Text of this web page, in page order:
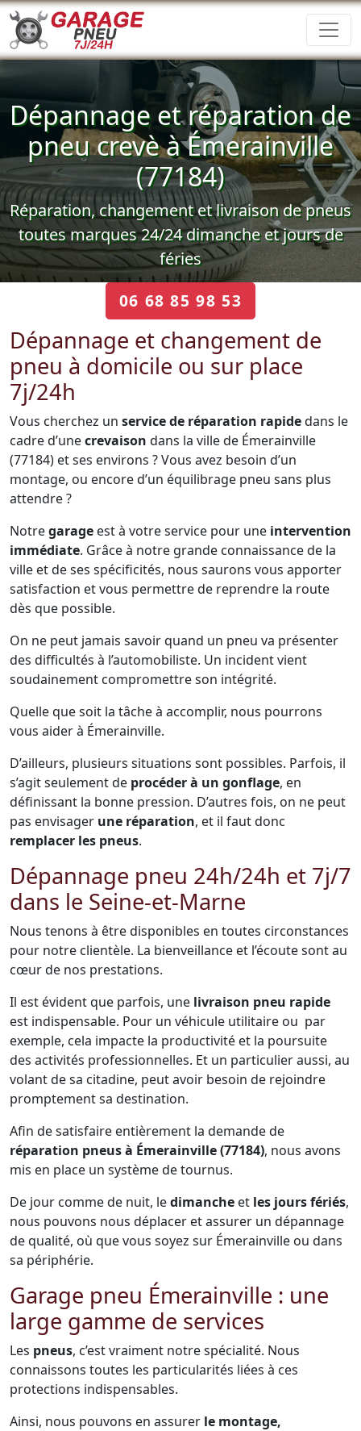
Dépannage et réparation de
pneu crevè à Émerainville
(77184)
Réparation, changement et livraison de pneus
toutes marques 24/24 dimanche et jours de
féries
06 68 85 98 53
Dépannage et changement de
pneu à domicile ou sur place
7j/24h
Vous cherchez un service de réparation rapidedans le
cadre d’unecrevaison dans la ville de Émerainville
(77184) et ses environs ? Vous avez besoin d’un
montage, ou encore d’un équilibrage pneu sans plus
attendre ?
Notregarage est à votre service pour une intervention
immédiate. Grâce à notre grande connaissance de la
ville et de ses spécificités, nous saurons vous apporter
satisfaction et vous permettre de reprendre la route
dès que possible.
On ne peut jamais savoir quand un pneu va présenter
des difficultés à l’automobiliste. Un incident vient
soudainement compromettre son intégrité.
Quelle que soit la tâche à accomplir, nous pourrons
vous aider à Émerainville.
D’ailleurs, plusieurs situations sont possibles. Parfois, il
s’agit seulement de procéder à un gonflage, en
définissant la bonne pression. D’autres fois, on ne peut
pas envisager une réparation, et il faut donc
remplacer les pneus.
Dépannage pneu 24h/24h et 7j/7
dans le Seine-et-Marne
Nous tenons à être disponibles en toutes circonstances
pour notre clientèle. La bienveillance et l’écoute sont au
cœur de nos prestations.
Il est évident que parfois, une livraison pneu rapide
est indispensable. Pour un véhicule utilitaire ou par
exemple, cela impacte la productivité et la poursuite
des activités professionnelles. Et un particulier aussi, au
volant de sa citadine, peut avoir besoin de rejoindre
promptement sa destination.
Afin de satisfaire entièrement la demande de
réparation pneus à Émerainville (77184), nous avons
mis en place un système de tournus.
De jour comme de nuit, ledimanche et les jours fériés,
nous pouvons nous déplacer et assurer un dépannage
de qualité, où que vous soyez sur Émerainville ou dans
sa périphérie.
Garage pneu Émerainville : une
large gamme de services
Les pneus, c’est vraiment notre spécialité. Nous
connaissons toutes les particularités liées à ces
protections indispensables.
Ainsi, nous pouvons en assurer le montage,